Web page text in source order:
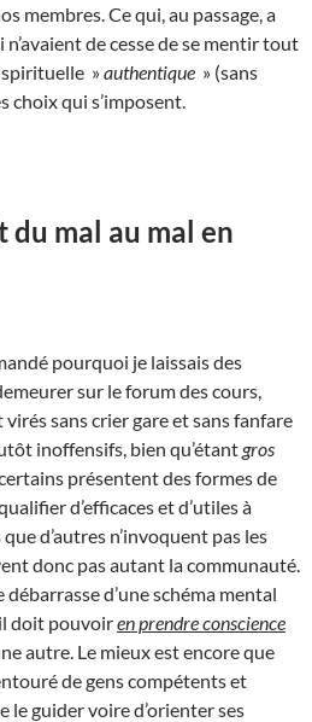
membres. Ce qui, au passage, a
de cesse de se mentir tout
spirituelle »authentique » (sans
choix qui s’imposent.
mal au mal en
pourquoi je laissais des
sur le forum des cours,
sans crier gare et sans fanfare
inoffensifs, bien qu’étant gros
présentent des formes de
d’efficaces et d’utiles à
d’autres n’invoquent pas les
donc pas autant la communauté.
débarrasse d’une schéma mental
doit pouvoiren prendre conscience
autre. Le mieux est encore que
de gens compétents et
le guider voire d’orienter ses